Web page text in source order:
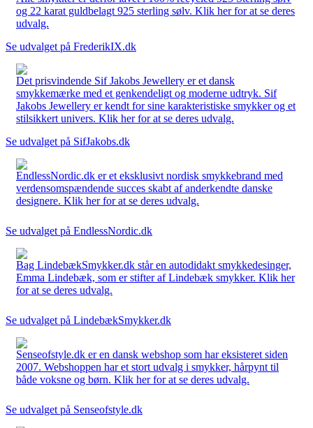
og 22 karat guldbelagt 925 sterling sølv. Klik her for at se deres
udvalg.
Se udvalget på FrederikIX.dk
Det prisvindende Sif Jakobs Jewellery er et dansk
smykkemærke med et genkendeligt og moderne udtryk. Sif
Jakobs Jewellery er kendt for sine karakteristiske smykker og et
stilsikkert univers. Klik her for at se deres udvalg.
Se udvalget på SifJakobs.dk
EndlessNordic.dk er et eksklusivt nordisk smykkebrand med
verdensomspændende succes skabt af anderkendte danske
designere. Klik her for at se deres udvalg.
Se udvalget på EndlessNordic.dk
Bag LindebækSmykker.dk står en autodidakt smykkedesinger,
Emma Lindebæk, som er stifter af Lindebæk smykker. Klik her
for at se deres udvalg.
Se udvalget på LindebækSmykker.dk
Senseofstyle.dk er en dansk webshop som har eksisteret siden
2007. Webshoppen har et stort udvalg i smykker, hårpynt til
både voksne og børn. Klik her for at se deres udvalg.
Se udvalget på Senseofstyle.dk